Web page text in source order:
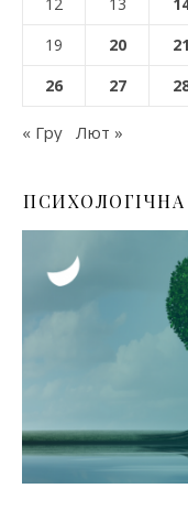
19
20 21
26
27
« Гру Лют »